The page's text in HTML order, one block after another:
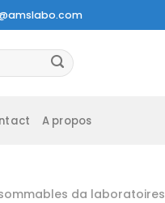
A propos
da laboratoires